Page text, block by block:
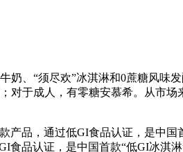
、“须尽欢”冰淇淋和0蔗糖风味发
对于成人，有零糖安慕希。从市场
品，通过低GI食品认证，是中国
品认证，是中国首款“低GI冰淇淋